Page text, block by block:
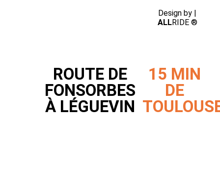
Design by |
ALLRIDE ®
ROUTE DE
FONSORBES
À LÉGUEVIN
15 MIN
DE